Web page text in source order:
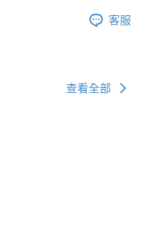
客服
查看全部